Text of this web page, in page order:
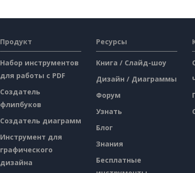
Продукт
Набор инструментов
для работы с PDF
Создатель
флипбуков
Создатель диаграмм
Инструмент для
графического
дизайна
Ресурсы
Книга / Слайд-шоу
Дизайн / Диаграммы
Форум
Узнать
Блог
Знания
Бесплатные